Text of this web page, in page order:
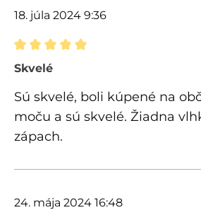
18. júla 2024 9:36
Recenzia s hodnotením 5 z 5
Skvelé
Sú skvelé, boli kúpené na
moču a sú skvelé. Žiadna
zápach.
24. mája 2024 16:48